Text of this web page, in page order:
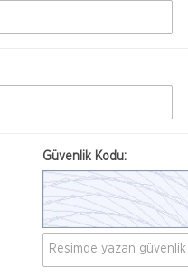
Güvenlik Kodu: